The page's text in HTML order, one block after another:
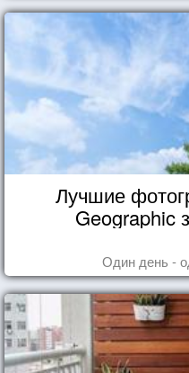
Лучшие
Geographic
Один день -